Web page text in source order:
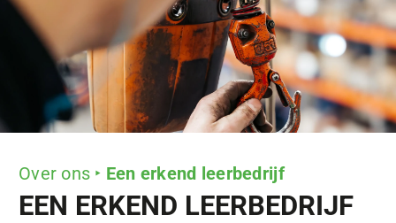
Over ons Een erkend leerbedrijf
EEN ERKEND LEERBEDRIJF